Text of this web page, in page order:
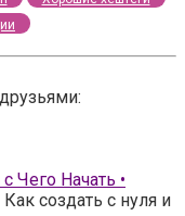
Чего Начать •
создать с нуля и